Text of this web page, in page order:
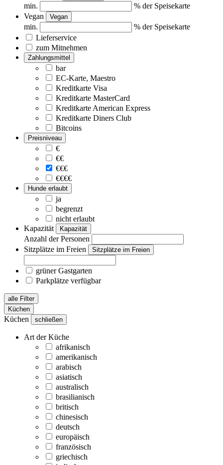
min.
% der Speisekarte
Vegan
Vegan
min.
% der Speisekarte
Lieferservice
zum Mitnehmen
Zahlungsmittel
bar
EC-Karte, Maestro
Kreditkarte Visa
Kreditkarte MasterCard
Kreditkarte American Express
Kreditkarte Diners Club
Bitcoins
Preisniveau
€
€€
€€€
€€€€
Hunde erlaubt
ja
begrenzt
nicht erlaubt
Kapazität
Kapazität
Anzahl der Personen
Sitzplätze im Freien
Sitzplätze im Freien
grüner Gastgarten
Parkplätze verfügbar
alle Filter
Küchen
Küchen schließen
Art der Küche
afrikanisch
amerikanisch
arabisch
asiatisch
australisch
brasilianisch
britisch
chinesisch
deutsch
europäisch
französisch
griechisch